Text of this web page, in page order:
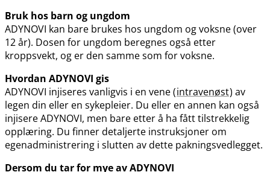
Bruk hos barn og ungdom
ADYNOVI kan bare brukes hos ungdom og voksne (over
12 år). Dosen for ungdom beregnes også etter
kroppsvekt, og er den samme som for voksne.
Hvordan ADYNOVI gis
ADYNOVI injiseres vanligvis i en vene (intravenøst) av
legen din eller en sykepleier. Du eller en annen kan også
injisere ADYNOVI, men bare etter å ha fått tilstrekkelig
opplæring. Du finner detaljerte instruksjoner om
egenadministrering i slutten av dette pakningsvedlegget.
Dersom du tar for mye av ADYNOVI